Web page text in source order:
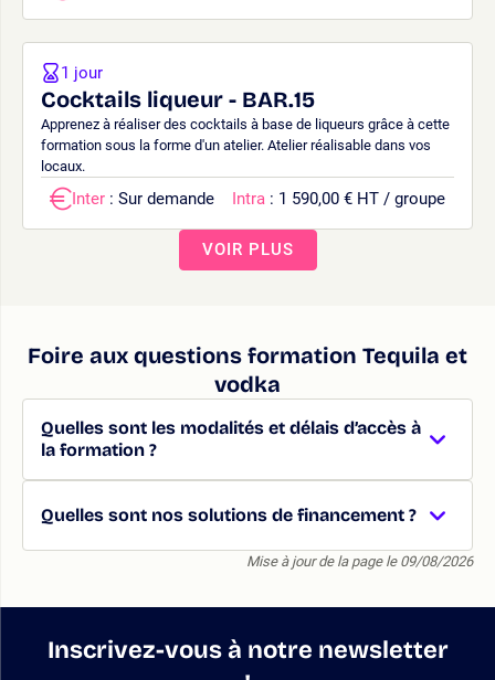
Cocktails liqueur - BAR.15
Apprenez à réaliser des cocktails à base de liqueurs grâce à cette
formation sous la forme d'un atelier. Atelier réalisable dans vos
locaux.
1 jour
Inter : Sur demande Intra : 1 590,00 € HT / groupe
VOIR PLUS
Foire aux questions formation Tequila et
vodka
Quelles sont les modalités et délais d’accès à
la formation ?
Quelles sont nos solutions de financement ?
Mise à jour de la page le 09/08/2026
Inscrivez-vous à notre newsletter